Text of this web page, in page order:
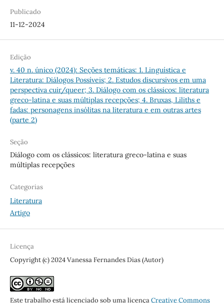
Publicado
11-12-2024
Edição
v. 40 n. único (2024): Seções temáticas: 1. Linguística e
Literatura: Diálogos Possíveis; 2. Estudos discursivos em uma
perspectiva cuir/queer; 3. Diálogo com os clássicos: literatura
greco-latina e suas múltiplas recepções; 4. Bruxas, Liliths e
fadas: personagens insólitas na literatura e em outras artes
(parte 2)
Seção
Diálogo com os clássicos: literatura greco-latina e suas
múltiplas recepções
Categorias
Literatura
Artigo
Licença
Copyright (c) 2024 Vanessa Fernandes Dias (Autor)
Este trabalho está licenciado sob uma licençaCreative Commons